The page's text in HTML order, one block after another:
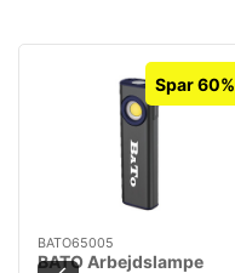
Spar 60%
BATO65005
BATO Arbejdslampe